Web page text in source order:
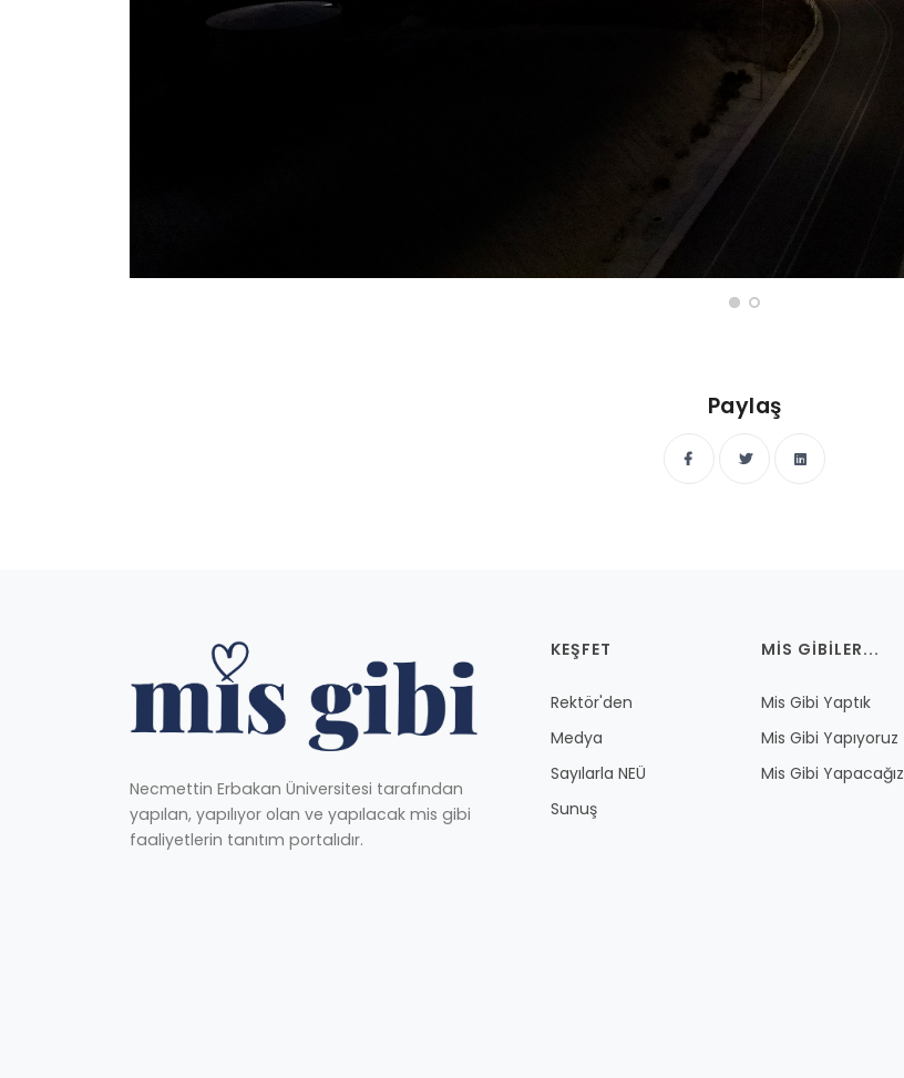
Paylaş
Necmettin Erbakan Üniversitesi tarafından
yapılan, yapılıyor olan ve yapılacak mis gibi
faaliyetlerin tanıtım portalıdır.
KEŞFET
Rektör'den
Medya
Sayılarla NEÜ
Sunuş
MIS GIBILER...
Mis Gibi Yaptık
Mis Gibi Yapıyoruz
Mis Gibi Yapacağız